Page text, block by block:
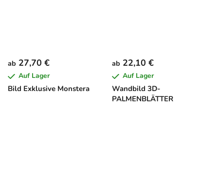
Bild Exklusive Monstera
ab 27,70 €
Auf Lager
Wandbild 3D-
PALMENBLÄTTER
ab 22,10 €
Auf Lager